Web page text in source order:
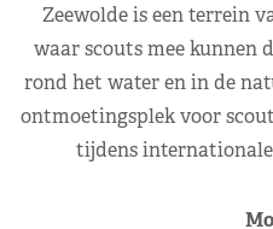
Zeewolde is een terrein
waar scouts mee kunnen
rond het water en in de
ontmoetingsplek voor
tijdens